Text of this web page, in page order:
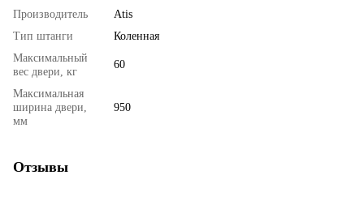
Производитель
Atis
Тип штанги
Коленная
Максимальный
вес двери, кг
60
Максимальная
ширина двери,
мм
950
Отзывы